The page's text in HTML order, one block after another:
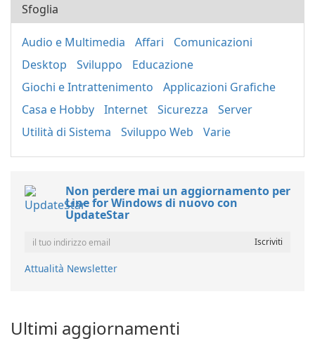
Sfoglia
Audio e Multimedia Affari
Comunicazioni
Desktop
Sviluppo
Educazione
Giochi e Intrattenimento
Applicazioni Grafiche
Casa e Hobby
Internet Sicurezza
Server
Utilità di Sistema
Sviluppo Web Varie
Non perdere mai un aggiornamento per
Line for Windows di nuovo con
UpdateStar
Attualità Newsletter
Ultimi aggiornamenti